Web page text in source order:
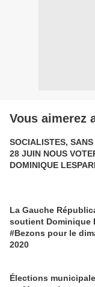
Vous aimerez
SOCIALISTES,
28 JUIN NOUS
DOMINIQUE
La Gauche
soutient Dominique
#Bezons pour le
2020
Élections